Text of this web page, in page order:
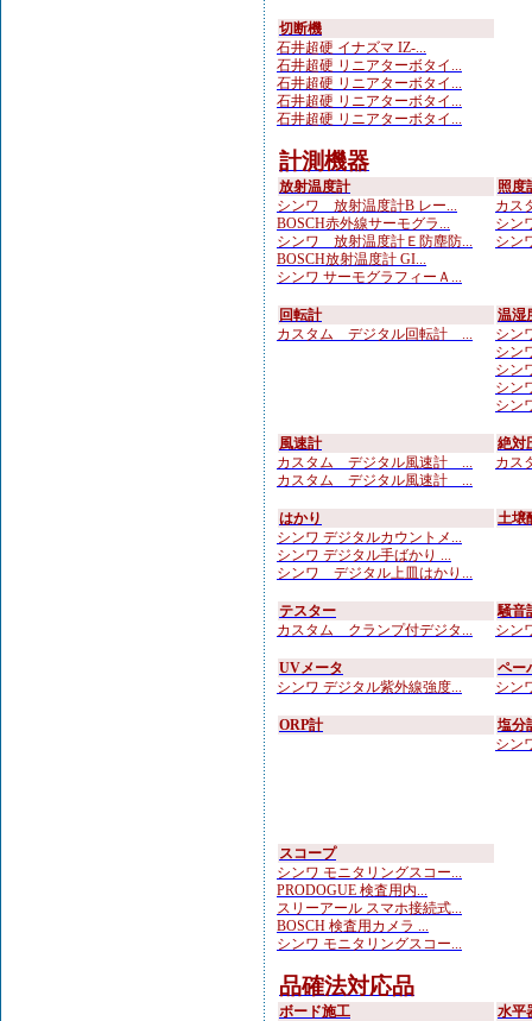
切断機
石井超硬 イナズマ IZ-...
石井超硬 リニアターボタイ...
石井超硬 リニアターボタイ...
石井超硬 リニアターボタイ...
石井超硬 リニアターボタイ...
計測機器
放射温度計
シンワ 放射温度計B レー...
BOSCH赤外線サーモグラ...
シンワ 放射温度計Ｅ防塵防...
BOSCH放射温度計 GI...
シンワ サーモグラフィーＡ...
照度
カス
シン
シン
回転計
カスタム デジタル回転計 ...
温湿
シン
シン
シン
シン
シン
風速計
カスタム デジタル風速計 ...
カスタム デジタル風速計 ...
絶対
カス
はかり
シンワ デジタルカウントメ...
シンワ デジタル手ばかり ...
シンワ デジタル上皿はかり...
土壌
テスター
カスタム クランプ付デジタ...
騒音
シン
UVメータ
シンワ デジタル紫外線強度...
ペー
シン
ORP計
塩分
シン
スコープ
シンワ モニタリングスコー...
PRODOGUE 検査用内...
スリーアール スマホ接続式...
BOSCH 検査用カメラ ...
シンワ モニタリングスコー...
品確法対応品
ボード施工
水平